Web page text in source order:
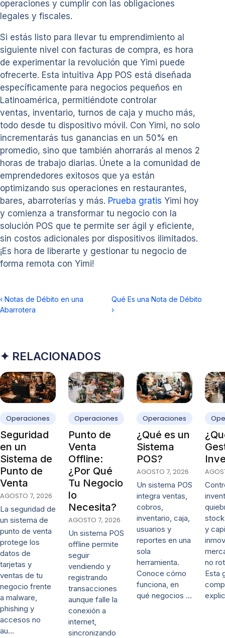
operaciones y cumplir con las obligaciones
legales y fiscales.
Si estás listo para llevar tu emprendimiento al
siguiente nivel con facturas de compra, es hora
de experimentar la revolución que Yimi puede
ofrecerte. Esta intuitiva App POS está diseñada
específicamente para negocios pequeños en
Latinoamérica, permitiéndote controlar
ventas, inventario, turnos de caja y mucho más,
todo desde tu dispositivo móvil. Con Yimi, no solo
incrementarás tus ganancias en un 50% en
promedio, sino que también ahorrarás al menos 2
horas de trabajo diarias. Únete a la comunidad de
emprendedores exitosos que ya están
optimizando sus operaciones en restaurantes,
bares, abarroterías y más. Prueba gratis Yimi hoy
y comienza a transformar tu negocio con la
solución POS que te permite ser ágil y eficiente,
sin costos adicionales por dispositivos ilimitados.
¡Es hora de liberarte y gestionar tu negocio de
forma remota con Yimi!
‹ Notas de Débito en una
Abarrotera
Qué Es una Nota de Débito
›
✦ RELACIONADOS
Operaciones
Seguridad
en un
Sistema de
Punto de
Venta
AGOSTO 7, 2026
La seguridad de
un sistema de
punto de venta
protege los
datos de
tarjetas y
ventas de tu
negocio frente
a malware,
phishing y
accesos no
au…
Operaciones
Punto de
Venta
Offline:
¿Por Qué
Tu Negocio
lo
Necesita?
AGOSTO 7, 2026
Un sistema POS
offline permite
seguir
vendiendo y
registrando
transacciones
aunque falle la
conexión a
internet,
sincronizando
Operaciones
¿Qué es un
Sistema
POS?
AGOSTO 7, 2026
Un sistema POS
integra ventas,
cobros,
inventario, caja,
usuarios y
reportes en una
sola
herramienta.
Conoce cómo
funciona, en
qué negocios …
y
no
Esta